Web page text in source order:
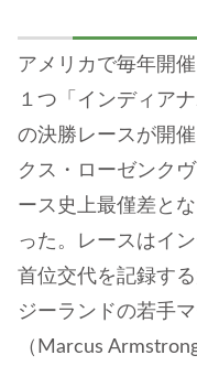
アメリカで毎年開
１つ「インディア
の決勝レースが開
クス・ローゼンク
ース史上最僅差と
った。レースはイ
首位交代を記録す
ジーランドの若手
（Marcus